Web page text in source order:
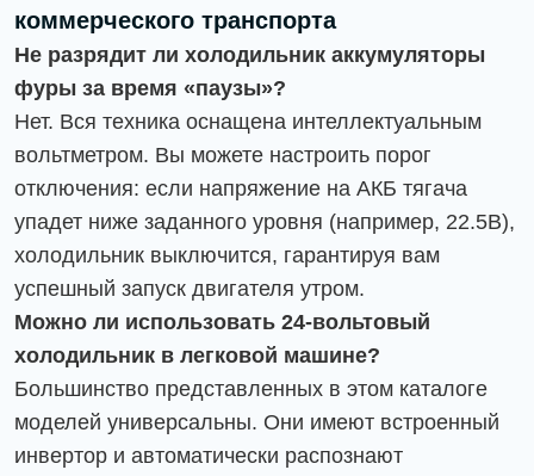
коммерческого транспорта
Не разрядит ли холодильник аккумуляторы
фуры за время «паузы»?
Нет. Вся техника оснащена интеллектуальным
вольтметром. Вы можете настроить порог
отключения: если напряжение на АКБ тягача
упадет ниже заданного уровня (например, 22.5В),
холодильник выключится, гарантируя вам
успешный запуск двигателя утром.
Можно ли использовать 24-вольтовый
холодильник в легковой машине?
Большинство представленных в этом каталоге
моделей универсальны. Они имеют встроенный
инвертор и автоматически распознают